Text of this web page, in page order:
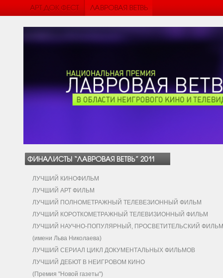
ЛУЧШИЙ КИНОФИЛЬМ
ЛУЧШИЙ АРТ ФИЛЬМ
ЛУЧШИЙ ПОЛНОМЕТРАЖНЫЙ ТЕЛЕВЕЗИОННЫЙ ФИЛЬМ
ЛУЧШИЙ КОРОТКОМЕТРАЖНЫЙ ТЕЛЕВИЗИОННЫЙ ФИЛЬМ
ЛУЧШИЙ НАУЧНО-ПОПУЛЯРНЫЙ, ПРОСВЕТИТЕЛЬСКИЙ ФИЛЬМ
(имени Льва Николаева)
ЛУЧШИЙ СЕРИАЛ ЦИКЛ ДОКУМЕНТАЛЬНЫХ ФИЛЬМОВ
ЛУЧШИЙ ДЕБЮТ В НЕИГРОВОМ КИНО
(Премия "Новой газеты")